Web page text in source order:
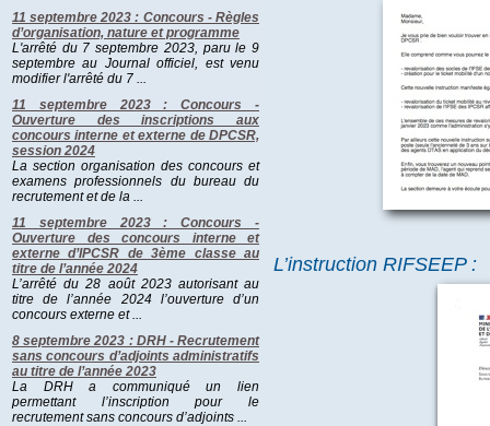
11 septembre 2023 : Concours - Règles
d’organisation, nature et programme
L'arrêté du 7 septembre 2023, paru le 9
septembre au Journal officiel, est venu
modifier l'arrêté du 7 ...
11 septembre 2023 : Concours -
Ouverture des inscriptions aux
concours interne et externe de DPCSR,
session 2024
La section organisation des concours et
examens professionnels du bureau du
recrutement et de la ...
11 septembre 2023 : Concours -
Ouverture des concours interne et
externe d’IPCSR de 3ème classe au
titre de l’année 2024
L’arrêté du 28 août 2023 autorisant au
titre de l’année 2024 l’ouverture d’un
concours externe et ...
8 septembre 2023 : DRH - Recrutement
sans concours d’adjoints administratifs
au titre de l’année 2023
La DRH a communiqué un lien
permettant l’inscription pour le
recrutement sans concours d’adjoints ...
L’instruction RIFSEEP :